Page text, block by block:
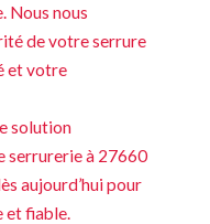
Nous nous
de votre serrure
et votre
solution
serrurerie à 27660
aujourd’hui pour
et fiable.